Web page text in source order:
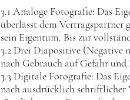
3.1 Analoge Fotografie: Das
überlässt dem Vertragspartner
sein Eigentum. Bis zur
3.2 Drei Diapositive (Negative
nach Gebrauch auf Gefahr
3.3 Digitale Fotografie: Das
nach ausdrücklich schriftlicher